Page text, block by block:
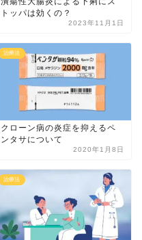
トッパは効くの？
2023年11月1日
治療法
クローン病の炎症を抑えるペ
ンタサについて
2020年1月8日
治療法